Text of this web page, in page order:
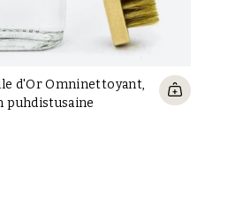
d'Or Omninettoyant,
puhdistusaine